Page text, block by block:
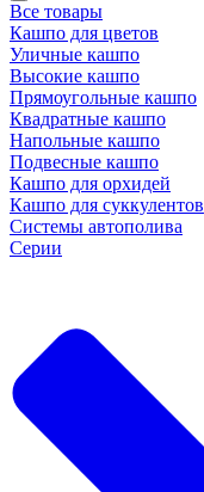
Все товары
Кашпо для цветов
Уличные кашпо
Высокие кашпо
Прямоугольные кашпо
Квадратные кашпо
Напольные кашпо
Подвесные кашпо
Кашпо для орхидей
Кашпо для суккулентов
Системы автополива
Серии